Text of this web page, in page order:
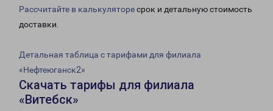
Рассчитайте в калькуляторесрок и детальную стоимость
доставки.
Детальная таблица с тарифами для филиала
«Нефтеюганск2»
Скачать тарифы для филиала
«Витебск»